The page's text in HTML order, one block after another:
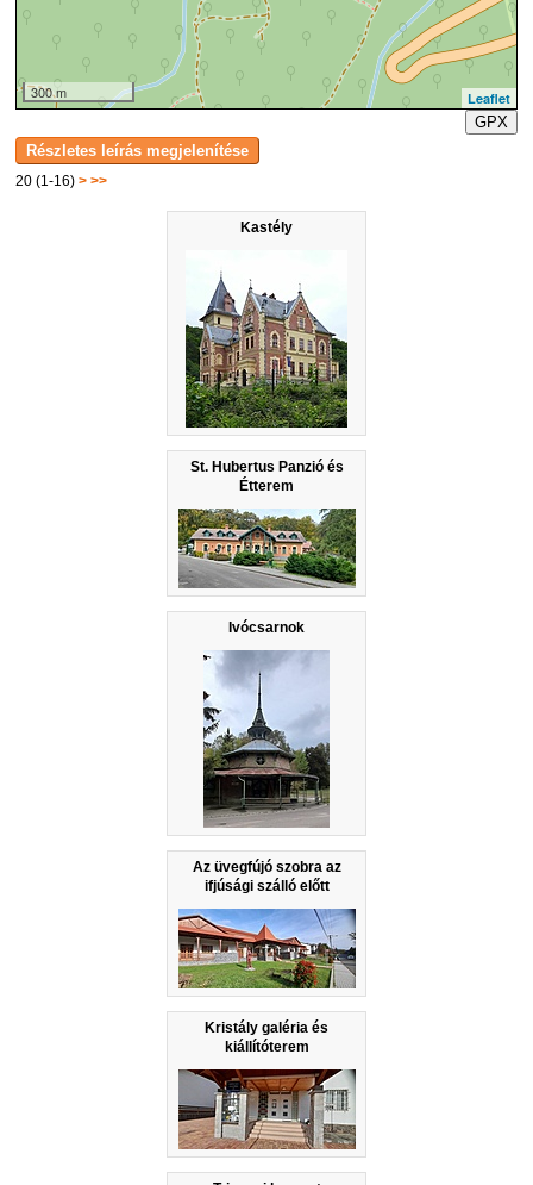
20 (1-16)> >>
Kastély
St. Hubertus Panzió és
Étterem
Ivócsarnok
Az üvegfújó szobra az
ifjúsági szálló előtt
Kristály galéria és
kiállítóterem
300 m
Leaflet
GPX